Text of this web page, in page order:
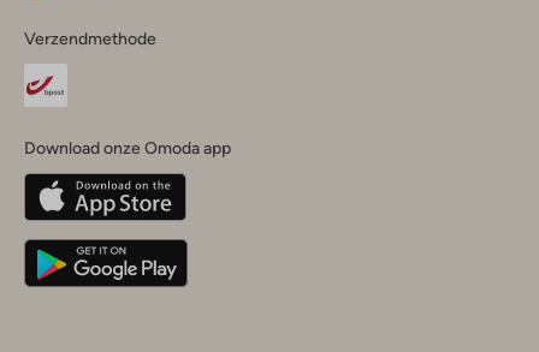
je
land
Belgique(Français)
Deutschland
Verzendmethode
Download onze Omoda app